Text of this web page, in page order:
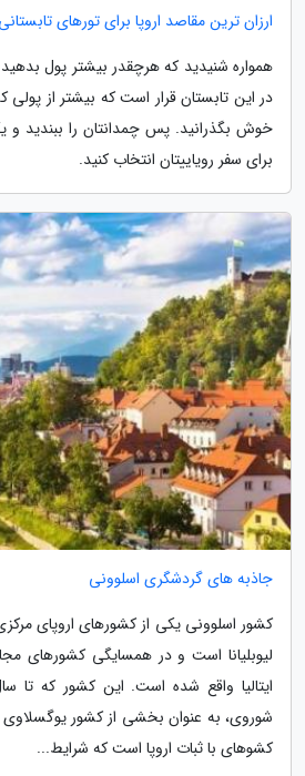
ارزان ترین مقاصد اروپا برای تورهای تابستانی
همواره شنیدید که هرچقدر بیشتر پول
در این تابستان قرار است که بیشتر از
خوش بگذرانید. پس چمدانتان را ببندید و
برای سفر رویاییتان انتخاب کنید.
جاذبه های گردشگری اسلوونی
کشور اسلوونی یکی از کشورهای اروپای
لیوبلیانا است و در همسایگی کشورهای
شوروی، به عنوان بخشی از کشور
کشوهای با ثبات اروپا است که شرایط...